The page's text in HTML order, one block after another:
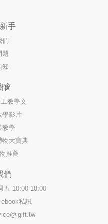
手
們
題
知
窗
教學文
學影片
教學
物大寶典
推薦
們
五 10:00-18:00
私訊